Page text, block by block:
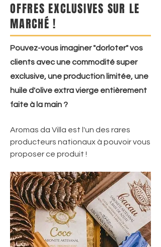
OFFRES EXCLUSIVES SUR LE
MARCHÉ !
Pouvez-vous imaginer "dorloter" vos
clients avec une commodité super
exclusive, une production limitée, une
huile d'olive extra vierge entièrement
faite à la main ?
Aromas da Villa est l'un des rares
producteurs nationaux à pouvoir vous
proposer ce produit !